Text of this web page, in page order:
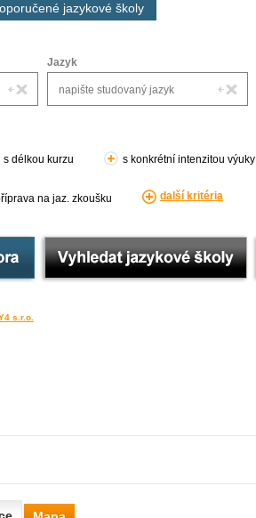
jazykové školy
Jazyk
s délkou kurzu s konkrétní intenzitou výuky
na jaz. zkoušku další kritéria
s.r.o.